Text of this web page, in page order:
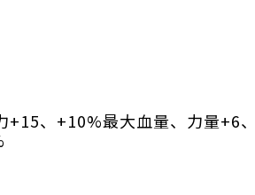
+15、+10%最大血量、力量+6